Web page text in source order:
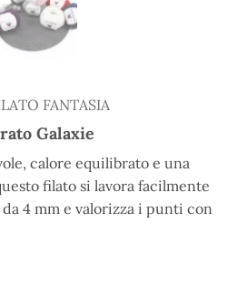
FANTASIA
Galaxie
calore equilibrato e una
filato si lavora facilmente
4 mm e valorizza i punti con